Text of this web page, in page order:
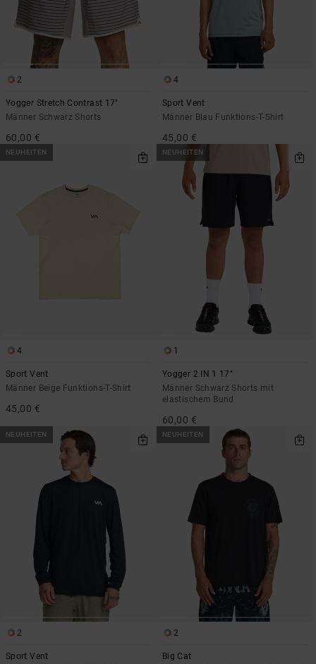
2
Yogger Stretch Contrast 17"
Männer Schwarz Shorts
60,00 €
4
Sport Vent
Männer Blau Funktions-T-Shirt
45,00 €
NEUHEITEN
4
Sport Vent
Männer Beige Funktions-T-Shirt
45,00 €
NEUHEITEN
1
Yogger 2 IN 1 17"
Männer Schwarz Shorts mit
elastischem Bund
60,00 €
NEUHEITEN
2
Sport Vent
NEUHEITEN
2
Big Cat